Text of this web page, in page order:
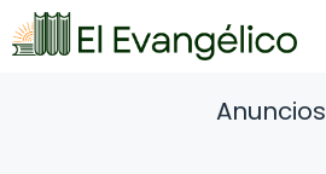
Saltar
al
Anuncios